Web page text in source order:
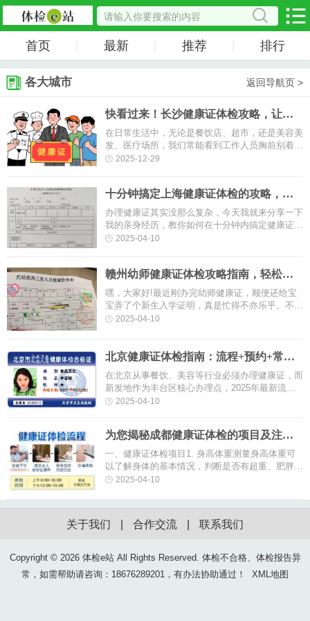
首页 最新 推荐 排行
各大城市 返回导航页 >
快看过来！长沙健康证体检攻略，让您
少走弯路！
在日常生活中，无论是餐饮店、超市，还是美容美
发、医疗场所，我们常能看到工作人员胸前别着一
张“健康证”。这张小小的卡片，不仅是从业者的“健
2025-12-29
十分钟搞定上海健康证体检的攻略，超
简单！
办理健康证其实没那么复杂，今天我就来分享一下
我的亲身经历，教你如何在十分钟内搞定健康证办
理流程。准备材料首先，你需要准备好以下材料：
2025-04-10
赣州幼师健康证体检攻略指南，轻松搞
定！
嘿，大家好!最近刚办完幼师健康证，顺便还给宝
宝弄了个新生入学证明，真是忙得不亦乐乎。不
过，一切都值得，毕竟马上就要开学了，心情那叫
2025-04-10
北京健康证体检指南：流程+预约+常见
问题一文搞定
在北京从事餐饮、美容等行业必须办理健康证，而
新发地作为丰台区核心办理点，2025年最新流程
已更新!(以北京丰台区妇幼保健院为例)这篇保姆级
2025-04-10
为您揭秘成都健康证体检的项目及注意
事项（进厂健康证）
一、健康证体检项目1. 身高体重测量身高体重可
以了解身体的基本情况，判断是否有超重、肥胖等
问题。2. 血压血压可以反映心血管系统的情况，
2025-04-10
关于我们 合作交流 联系我们
Copyright © 2026 体检e站 All Rights Reserved. 体检不合格、体检报告异
常，如需帮助请咨询：18676289201，有办法协助通过！
XML地图